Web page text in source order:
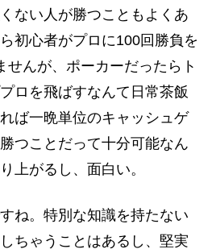
ない人が勝つこともよくあ
初心者がプロに100回勝負を
せんが、ポーカーだったらト
ロを飛ばすなんて日常茶飯
ば一晩単位のキャッシュゲ
つことだって十分可能なん
上がるし、面白い。
ね。特別な知識を持たない
ちゃうことはあるし、堅実